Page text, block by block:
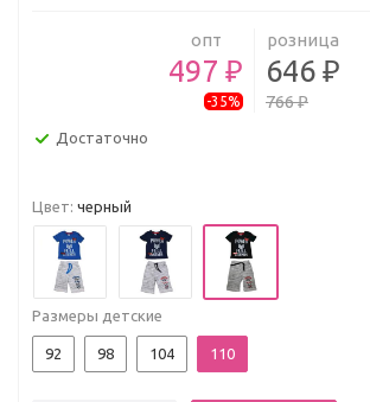
опт
497 ₽
-35%
розница
646 ₽
766 ₽
Достаточно
Цвет: черный
Размеры детские
92 98 104 110